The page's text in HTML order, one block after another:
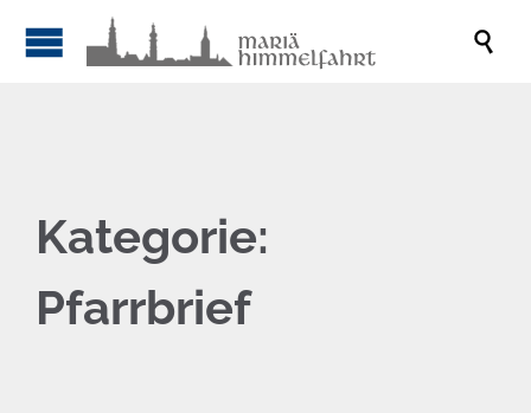

Kategorie:
Pfarrbrief